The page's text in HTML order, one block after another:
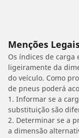
Menções
Os índices de
ligeiramente da
do veículo. Como
de pneus poderá
1. Informar se a
substituição são
2. Determinar se a
a dimensão